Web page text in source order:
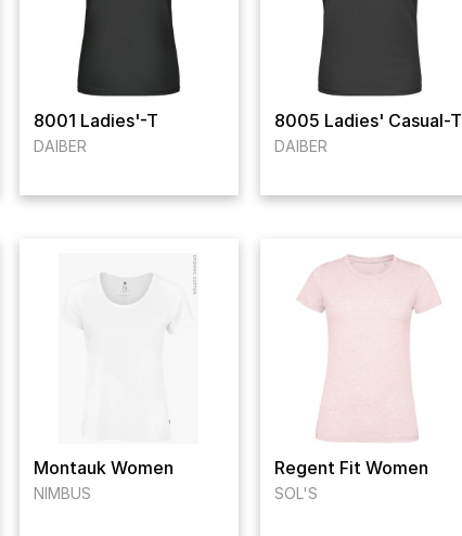
8001 Ladies'-T
DAIBER
8005 Ladies' Casual-T
DAIBER
Montauk Women
NIMBUS
Regent Fit Women
SOL'S